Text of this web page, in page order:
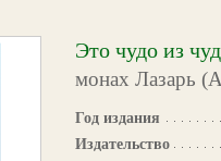
Это чудо из
монах Лазарь
Год издания
Издательство